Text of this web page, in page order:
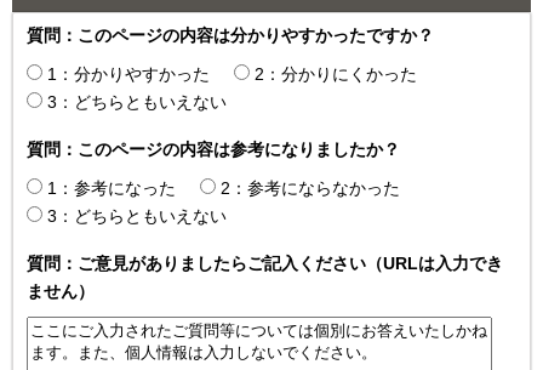
質問：このページの内容は分かりやすかったですか？
1：分かりやすかった
2：分かりにくかった
3：どちらともいえない
質問：このページの内容は参考になりましたか？
1：参考になった
2：参考にならなかった
3：どちらともいえない
質問：ご意見がありましたらご記入ください（URLは入力でき
ません）